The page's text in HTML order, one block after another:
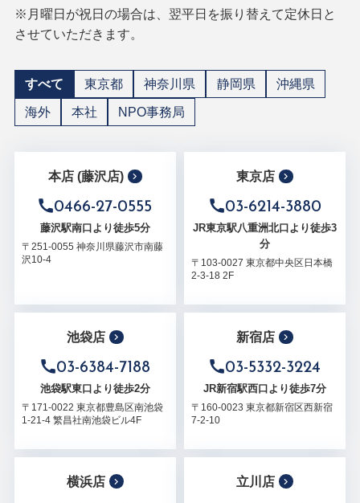
※月曜日が祝日の場合は、翌平日を振り替えて定休日と
させていただきます。
すべて 東京都 神奈川県 静岡県
沖縄県
海外
本社 NPO事務局
本店 (藤沢店)
0466-27-0555
藤沢駅南口より徒歩5分
〒251-0055 神奈川県藤沢市南藤
沢10-4
東京店
03-6214-3880
JR東京駅八重洲北口より徒歩3
分
〒103-0027 東京都中央区日本橋
2-3-18 2F
池袋店
03-6384-7188
池袋駅東口より徒歩2分
〒171-0022 東京都豊島区南池袋
1-21-4 繁昌社南池袋ビル4F
新宿店
03-5332-3224
JR新宿駅西口より徒歩7分
〒160-0023 東京都新宿区西新宿
7-2-10
横浜店 立川店